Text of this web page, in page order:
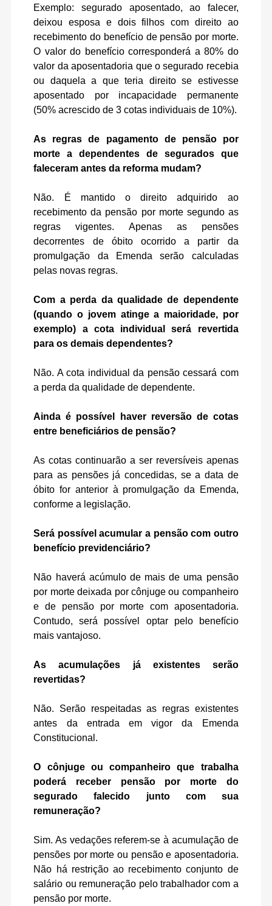
Exemplo: segurado aposentado, ao falecer,
deixou esposa e dois filhos com direito ao
recebimento do benefício de pensão por morte.
O valor do benefício corresponderá a 80% do
valor da aposentadoria que o segurado recebia
ou daquela a que teria direito se estivesse
aposentado por incapacidade permanente
(50% acrescido de 3 cotas individuais de 10%).
As regras de pagamento de pensão por
morte a dependentes de segurados que
faleceram antes da reforma mudam?
Não. É mantido o direito adquirido ao
recebimento da pensão por morte segundo as
regras vigentes. Apenas as pensões
decorrentes de óbito ocorrido a partir da
promulgação da Emenda serão calculadas
pelas novas regras.
Com a perda da qualidade de dependente
(quando o jovem atinge a maioridade, por
exemplo) a cota individual será revertida
para os demais dependentes?
Não. A cota individual da pensão cessará com
a perda da qualidade de dependente.
Ainda é possível haver reversão de cotas
entre beneficiários de pensão?
As cotas continuarão a ser reversíveis apenas
para as pensões já concedidas, se a data de
óbito for anterior à promulgação da Emenda,
conforme a legislação.
Será possível acumular a pensão com outro
benefício previdenciário?
Não haverá acúmulo de mais de uma pensão
por morte deixada por cônjuge ou companheiro
e de pensão por morte com aposentadoria.
Contudo, será possível optar pelo benefício
mais vantajoso.
As acumulações já existentes serão
revertidas?
Não. Serão respeitadas as regras existentes
antes da entrada em vigor da Emenda
Constitucional.
O cônjuge ou companheiro que trabalha
poderá receber pensão por morte do
segurado falecido junto com sua
remuneração?
Sim. As vedações referem-se à acumulação de
pensões por morte ou pensão e aposentadoria.
Não há restrição ao recebimento conjunto de
salário ou remuneração pelo trabalhador com a
pensão por morte.